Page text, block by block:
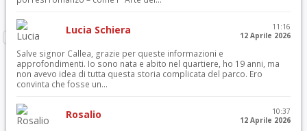
Lucia Schiera
11:16
12 Aprile 2026
Salve signor Callea, grazie per queste informazioni e
approfondimenti. Io sono nata e abito nel quartiere, ho 19 anni, ma
non avevo idea di tutta questa storia complicata del parco. Ero
convinta che fosse un...
Rosalio
10:37
12 Aprile 2026